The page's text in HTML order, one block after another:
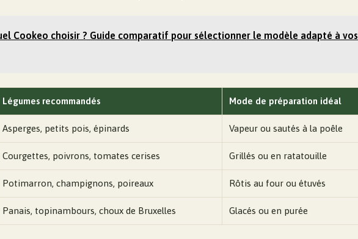
Cookeo choisir ? Guide comparatif pour sélectionner le modèle adapté à vos
Légumes recommandés Mode de préparation idéal
Asperges, petits pois, épinards Vapeur ou sautés à la poêle
Courgettes, poivrons, tomates cerises Grillés ou en ratatouille
Potimarron, champignons, poireaux Rôtis au four ou étuvés
Panais, topinambours, choux de Bruxelles Glacés ou en purée